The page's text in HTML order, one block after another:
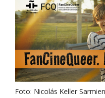
Foto: Nicolás Keller